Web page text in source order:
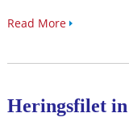
Read More
Heringsfilet